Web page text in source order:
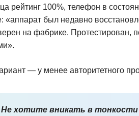
рейтинг 100%, телефон в
«аппарат был недавно
на фабрике. Протестирован,
— у менее авторитетного
Не хотите вникать в тонкости